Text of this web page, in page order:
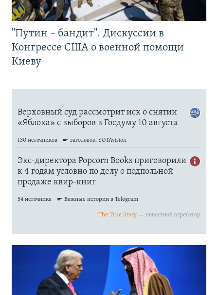
"Путин – бандит". Дискуссии в
Конгрессе США о военной помощи
Киеву